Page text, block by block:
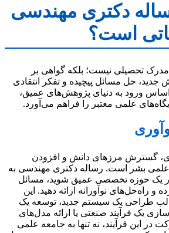
دکتری مهندسی
است؟
تحصیلی نیست؛ بلکه گواهی بر
جدید، حل مسائل پیچیده و تفکر انتقادی
اساس ورود به دنیای پژوهش‌های عمیق،
علمی معتبر را فراهم می‌آورد.
گسترش مرزهای دانش و افزودن
علمی بشر است. رساله دکتری مهندسی به
یک حوزه تخصصی عمیق شوید، مسائل
و راه‌حل‌های نوآورانه ارائه دهید. این
طراحی یک سیستم جدید، توسعه یک
یک فرآیند صنعتی یا ارائه مدل‌های
در این فرآیند، نه تنها به جامعه علمی